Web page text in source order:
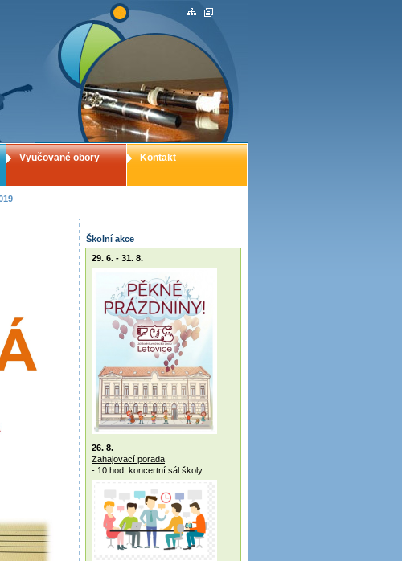
Školní akce
29. 6. - 31. 8.
26. 8.
Zahajovací porada
- 10 hod. koncertní sál školy
Vyučované obory Kontakt